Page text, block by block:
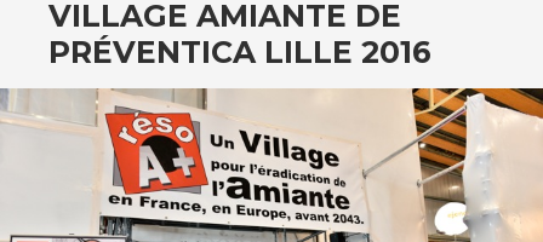
VILLAGE AMIANTE DE
PRÉVENTICA LILLE 2016